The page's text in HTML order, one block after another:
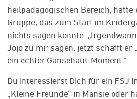
heilpädagogischen Bereich, hatte
Gruppe, das zum Start im
nichts sagen konnte.
Jojo zu mir sagen, jetzt schafft er
ein echter Gänsehaut-Moment.“
Du interessierst Dich für ein FSJ
„Kleine Freunde“ in Mansie oder